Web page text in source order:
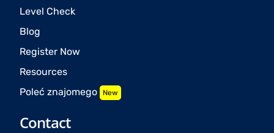
Level Check
Blog
Register Now
Resources
Poleć znajomego New
Contact